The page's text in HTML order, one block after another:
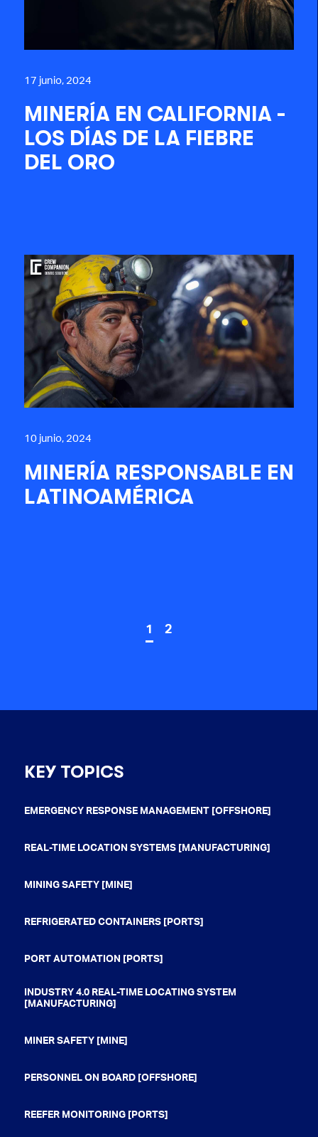
17 junio, 2024
MINERÍA EN CALIFORNIA -
LOS DÍAS DE LA FIEBRE
DEL ORO
10 junio, 2024
MINERÍA RESPONSABLE EN
LATINOAMÉRICA
1 2
KEY TOPICS
EMERGENCY RESPONSE MANAGEMENT [OFFSHORE]
REAL-TIME LOCATION SYSTEMS [MANUFACTURING]
MINING SAFETY [MINE]
REFRIGERATED CONTAINERS [PORTS]
PORT AUTOMATION [PORTS]
INDUSTRY 4.0 REAL-TIME LOCATING SYSTEM
[MANUFACTURING]
MINER SAFETY [MINE]
PERSONNEL ON BOARD [OFFSHORE]
REEFER MONITORING [PORTS]